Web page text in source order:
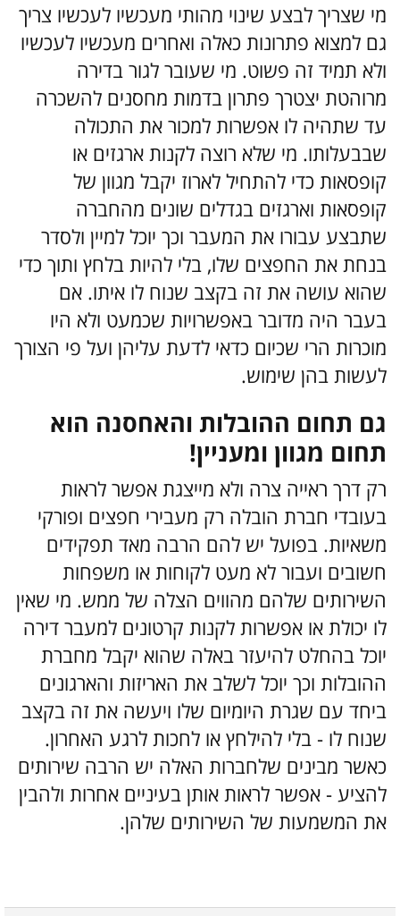
מי שצריך לבצע שינוי מהותי מעכשיו לעכשיו צריך
גם למצוא פתרונות כאלה ואחרים מעכשיו לעכשיו
ולא תמיד זה פשוט. מי שעובר לגור בדירה
מרוהטת יצטרך פתרון בדמות מחסנים להשכרה
עד שתהיה לו אפשרות למכור את התכולה
שבבעלותו. מי שלא רוצה לקנות ארגזים או
קופסאות כדי להתחיל לארוז יקבל מגוון של
קופסאות וארגזים בגדלים שונים מהחברה
שתבצע עבורו את המעבר וכך יוכל למיין ולסדר
בנחת את החפצים שלו, בלי להיות בלחץ ותוך כדי
שהוא עושה את זה בקצב שנוח לו איתו. אם
בעבר היה מדובר באפשרויות שכמעט ולא היו
מוכרות הרי שכיום כדאי לדעת עליהן ועל פי הצורך
לעשות בהן שימוש.
גם תחום ההובלות והאחסנה הוא
תחום מגוון ומעניין!
רק דרך ראייה צרה ולא מייצגת אפשר לראות
בעובדי חברת הובלה רק מעבירי חפצים ופורקי
משאיות. בפועל יש להם הרבה מאד תפקידים
חשובים ועבור לא מעט לקוחות או משפחות
השירותים שלהם מהווים הצלה של ממש. מי שאין
לו יכולת או אפשרות לקנות קרטונים למעבר דירה
יוכל בהחלט להיעזר באלה שהוא יקבל מחברת
ההובלות וכך יוכל לשלב את האריזות והארגונים
ביחד עם שגרת היומיום שלו ויעשה את זה בקצב
שנוח לו - בלי להילחץ או לחכות לרגע האחרון.
כאשר מבינים שלחברות האלה יש הרבה שירותים
להציע - אפשר לראות אותן בעיניים אחרות ולהבין
את המשמעות של השירותים שלהן.